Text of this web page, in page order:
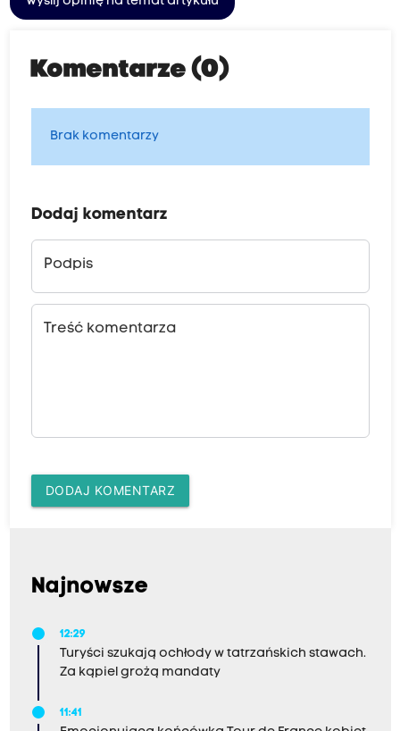
Komentarze (0)
Brak komentarzy
Dodaj komentarz
Podpis
Treść komentarza
DODAJ KOMENTARZ
Najnowsze
12:29
Turyści szukają ochłody w tatrzańskich stawach.
Za kąpiel grożą mandaty
11:41